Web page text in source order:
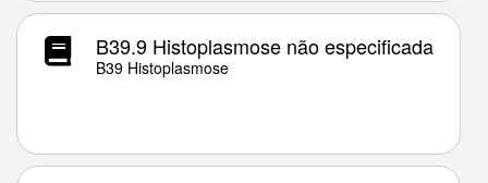
B39.9 Histoplasmose não especificada
B39 Histoplasmose